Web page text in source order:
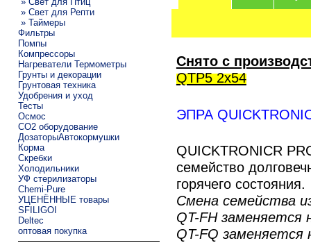
» Свет для Репти
» Таймеры
Фильтры
Помпы
Компрессоры
Нагреватели Термометры
Грунты и декорации
Грунтовая техника
Удобрения и уход
Тесты
Осмос
CO2 оборудование
ДозаторыАвтокормушки
Корма
Скребки
Холодильники
УФ стерилизаторы
Chemi-Pure
УЦЕНЁННЫЕ товары
SFILIGOI
Deltec
оптовая покупка
Снято с
QTP5 2x54
ЭПРА
QUICKTRONICR
семейство
горячего состояния.
Смена семейства
QT-FH заменяется
QT-FQ заменяется